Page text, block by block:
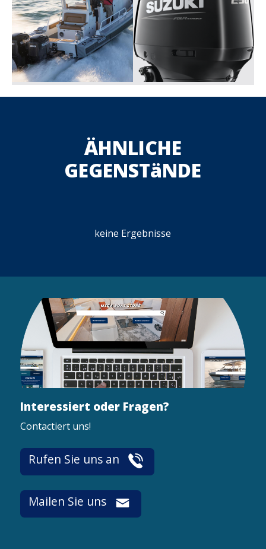
ÄHNLICHE
GEGENSTäNDE
keine Ergebnisse
Interessiert oder Fragen?
Contactiert uns!
Rufen Sie uns an
Mailen Sie uns